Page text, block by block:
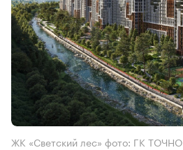
ЖК «Светский лес» фото: ГК ТОЧНО